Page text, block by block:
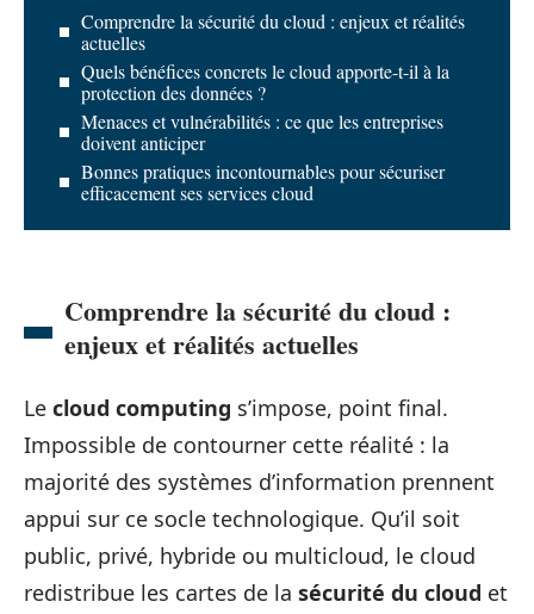
Comprendre la sécurité du cloud : enjeux et réalités
actuelles
Quels bénéfices concrets le cloud apporte-t-il à la
protection des données ?
Menaces et vulnérabilités : ce que les entreprises
doivent anticiper
Bonnes pratiques incontournables pour sécuriser
efficacement ses services cloud
Comprendre la sécurité du cloud :
enjeux et réalités actuelles
Le cloud computing s’impose, point final.
Impossible de contourner cette réalité : la
majorité des systèmes d’information prennent
appui sur ce socle technologique. Qu’il soit
public, privé, hybride ou multicloud, le cloud
redistribue les cartes de la sécurité du cloud et